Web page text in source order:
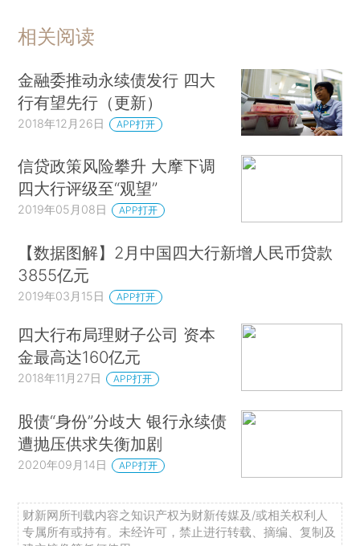
相关阅读
金融委推动永续债发行 四大
行有望先行（更新）
2018年12月26日 APP打开
信贷政策风险攀升 大摩下调
四大行评级至“观望”
2019年05月08日 APP打开
【数据图解】2月中国四大行新增人民币贷款
3855亿元
2019年03月15日 APP打开
四大行布局理财子公司 资本
金最高达160亿元
2018年11月27日 APP打开
股债“身份”分歧大 银行永续债
遭抛压供求失衡加剧
2020年09月14日 APP打开
财新网所刊载内容之知识产权为财新传媒及/或相关权利人
专属所有或持有。未经许可，禁止进行转载、摘编、复制及